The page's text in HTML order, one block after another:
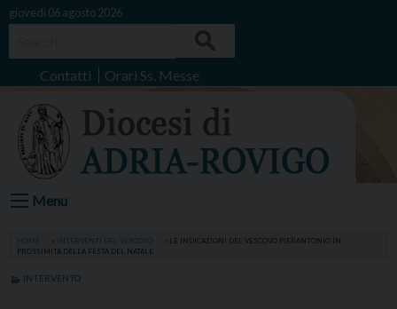
Skip
giovedì 06 agosto 2026
Contatti Orari Ss. Messe
Menu
HOME INTERVENTI DEL VESCOVO
LE INDICAZIONI DEL VESCOVO PIERANTONIO IN
PROSSIMITÀ DELLA FESTA DEL NATALE
INTERVENTO